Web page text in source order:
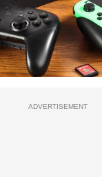
ADVERTISEMENT